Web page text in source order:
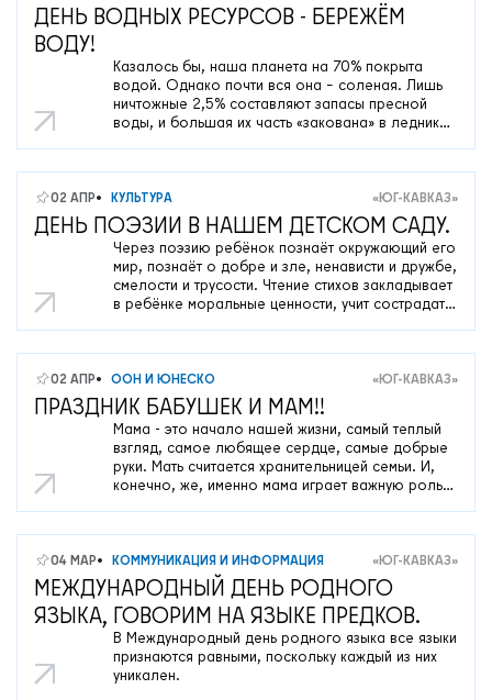
О нас
Контакты
Мероприятия
Обмен опытом
САШ ЮНЕСКО в РФ
Новости
Международные дни
Кафедры ЮНЕСКО РФ
ДЕНЬ ВОДНЫХ РЕСУРСОВ - БЕРЕЖЁМ
ВОДУ!
Казалось бы, наша планета на 70% покрыта
водой. Однако почти вся она – соленая. Лишь
ничтожные 2,5% составляют запасы пресной
воды, и большая их часть «закована» в ледники
02 АПР КУЛЬТУРА «ЮГ-КАВКАЗ»
ДЕНЬ ПОЭЗИИ В НАШЕМ ДЕТСКОМ САДУ.
Через поэзию ребёнок познаёт окружающий его
мир, познаёт о добре и зле, ненависти и дружбе,
смелости и трусости. Чтение стихов закладывает
в ребёнке моральные ценности, учит сострадать
02 АПР ООН И ЮНЕСКО «ЮГ-КАВКАЗ»
ПРАЗДНИК БАБУШЕК И МАМ!!
Мама - это начало нашей жизни, самый теплый
взгляд, самое любящее сердце, самые добрые
руки. Мать считается хранительницей семьи. И,
конечно, же, именно мама играет важную роль в
значение для развития личности ребенка.
04 МАР КОММУНИКАЦИЯ И ИНФОРМАЦИЯ «ЮГ-КАВКАЗ»
МЕЖДУНАРОДНЫЙ ДЕНЬ РОДНОГО
ЯЗЫКА, ГОВОРИМ НА ЯЗЫКЕ ПРЕДКОВ.
В Международный день родного языка все языки
признаются равными, поскольку каждый из них
уникален.